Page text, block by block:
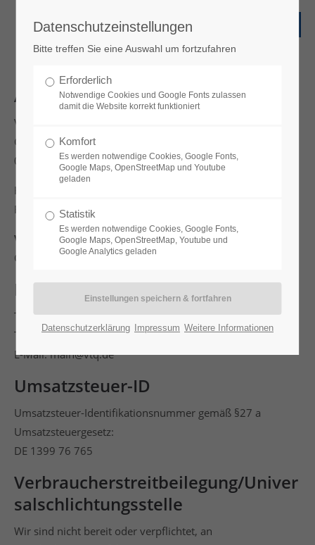
Angaben gemäß § 5 TMG
VTQ Videotronik GmbH
Grüne Strasse 2
06268 Querfurt
Handelsregister: HRB 200 803
Registergericht: Registergericht Stendal
Vertreten durch:
Christian Seliger
Kontakt
Telefon: +49 34771 510
Telefax: +49 34771 22044
E-Mail: main@vtq.de
Umsatzsteuer-ID
Umsatzsteuer-Identifikationsnummer gemäß §27 a
Umsatzsteuergesetz:
DE 1399 76 765
Verbraucherstreitbeilegung/Univer
salschlichtungsstelle
Wir sind nicht bereit oder verpflichtet, an
Datenschutzeinstellungen
Bitte treffen Sie eine Auswahl um fortzufahren
Erforderlich
Notwendige Cookies und Google Fonts zulassen
damit die Website korrekt funktioniert
Komfort
Es werden notwendige Cookies, Google Fonts,
Google Maps, OpenStreetMap und Youtube
geladen
Statistik
Es werden notwendige Cookies, Google Fonts,
Google Maps, OpenStreetMap, Youtube und
Google Analytics geladen
Datenschutzerklärung Impressum Weitere Informationen